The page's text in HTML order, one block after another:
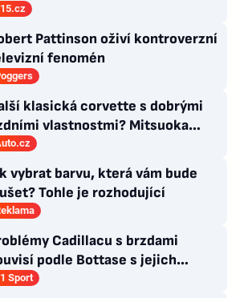
Pattinson oživí kontroverzní
fenomén
klasická corvette s dobrými
vlastnostmi? Mitsuoka
využije legendární MX-5
vybrat barvu, která vám bude
Tohle je rozhodující
Cadillacu s brzdami
podle Bottase s jejich
Sport